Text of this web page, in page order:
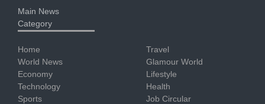
Main News
Category
Home
World News
Economy
Technology
Sports
Travel
Glamour World
Lifestyle
Health
Job Circular